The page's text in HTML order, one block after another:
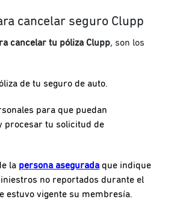
cancelar seguro Clupp
cancelar tu póliza Clupp, son los
de tu seguro de auto.
para que puedan
procesar tu solicitud de
la persona asegurada que indique
no reportados durante el
estuvo vigente su membresía.